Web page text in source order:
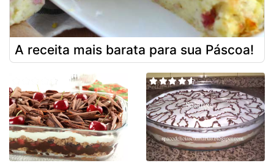
A receita mais barata para sua Páscoa!